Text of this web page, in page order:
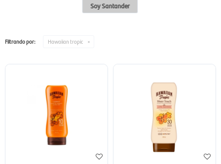
Soy Santander
Filtrando por: Hawaiian tropic